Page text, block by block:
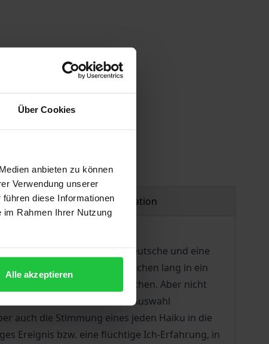
Über Cookies
anbieten zu können
Verwendung unserer
diese Informationen
im Rahmen Ihrer Nutzung
Alle akzeptieren
Product safety information
an diesem Buch - eine deutsche und eine
im Laufe der Arbeit vier Wochen lang in ein
Wort für Wort, durchgesprochen. Aber nicht
und Wolken war für die Auswahl
auch die Stimmung eines jeden Haiku in die
Ereignis bzw. eine flüchtige Ich-Erfahrung, in